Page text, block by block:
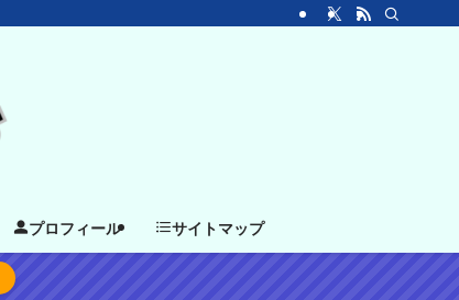
プロフィール サイトマップ